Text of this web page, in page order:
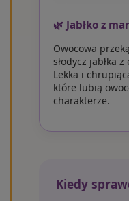
🌿 Jabłko z
Owocowa
słodycz jabłka
Lekka i
które lubią
charakterze.
Kiedy